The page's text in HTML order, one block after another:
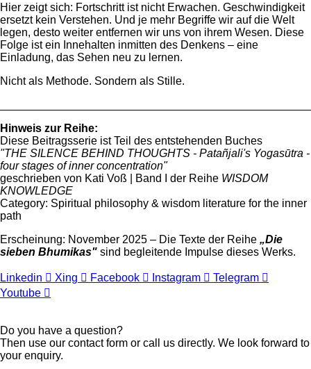
Hier zeigt sich: Fortschritt ist nicht Erwachen. Geschwindigkeit
ersetzt kein Verstehen. Und je mehr Begriffe wir auf die Welt
legen, desto weiter entfernen wir uns von ihrem Wesen. Diese
Folge ist ein Innehalten inmitten des Denkens – eine
Einladung, das Sehen neu zu lernen.
Nicht als Methode. Sondern als Stille.
Hinweis zur Reihe:
Diese Beitragsserie ist Teil des entstehenden Buches
"THE SILENCE BEHIND THOUGHTS - Patañjali's Yogasūtra -
four stages of inner concentration"
geschrieben von Kati Voß | Band I der Reihe WISDOM
KNOWLEDGE
Category: Spiritual philosophy & wisdom literature for the inner
path
Erscheinung: November 2025 – Die Texte der Reihe „Die
sieben Bhumikas" sind begleitende Impulse dieses Werks.
Linkedin Xing Facebook Instagram
Telegram
Youtube
Do you have a question?
Then use our contact form or call us directly. We look forward to
your enquiry.